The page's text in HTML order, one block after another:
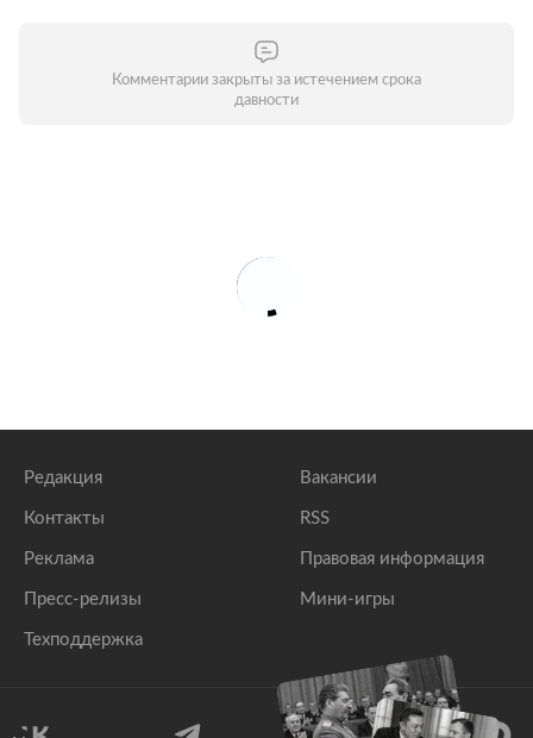
Комментарии закрыты за истечением срока
давности
Редакция
Контакты
Реклама
Пресс-релизы
Техподдержка
Вакансии
RSS
Правовая информация
Мини-игры